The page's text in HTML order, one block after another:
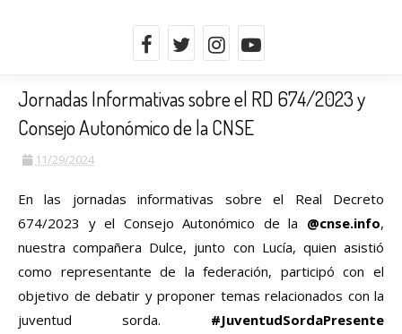
Jornadas Informativas sobre el RD 674/2023 y
Consejo Autonómico de la CNSE
11/29/2024
En las jornadas informativas sobre el Real Decreto
674/2023 y el Consejo Autonómico de la @cnse.info,
nuestra compañera Dulce, junto con Lucía, quien asistió
como representante de la federación, participó con el
objetivo de debatir y proponer temas relacionados con la
juventud sorda. #JuventudSordaPresente